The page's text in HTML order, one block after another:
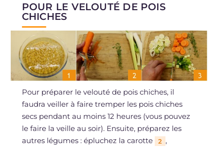
POUR LE VELOUTÉ DE POIS
CHICHES
Pour préparer le velouté de pois chiches, il
faudra veiller à faire tremper les pois chiches
secs pendant au moins 12 heures (vous pouvez
le faire la veille au soir). Ensuite, préparez les
autres légumes : épluchez la carotte
2 ,